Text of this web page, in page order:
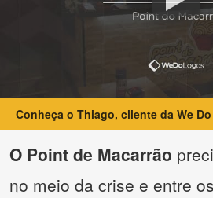
Conheça o Thiago, cliente da We
O Point de Macarrão
no meio da crise e entre